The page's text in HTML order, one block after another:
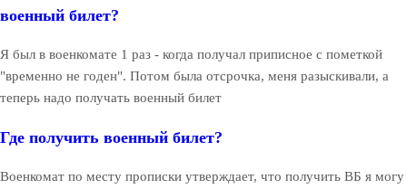
военный билет?
Я был в военкомате 1 раз - когда получал приписное с пометкой
"временно не годен". Потом была отсрочка, меня разыскивали, а
теперь надо получать военный билет
Где получить военный билет?
Военкомат по месту прописки утверждает, что получить ВБ я могу